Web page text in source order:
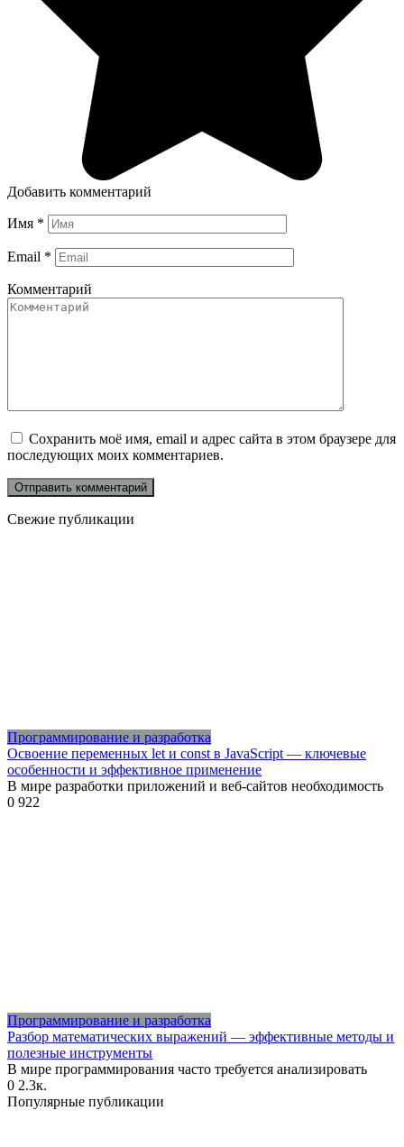
Добавить комментарий
Имя *
Email *
Комментарий
Сохранить моё имя, email и адрес сайта в этом браузере для
последующих моих комментариев.
Свежие публикации
Программирование и разработка
Освоение переменных let и const в JavaScript — ключевые
особенности и эффективное применение
В мире разработки приложений и веб-сайтов необходимость
0 922
Программирование и разработка
Разбор математических выражений — эффективные методы и
полезные инструменты
В мире программирования часто требуется анализировать
0 2.3к.
Популярные публикации